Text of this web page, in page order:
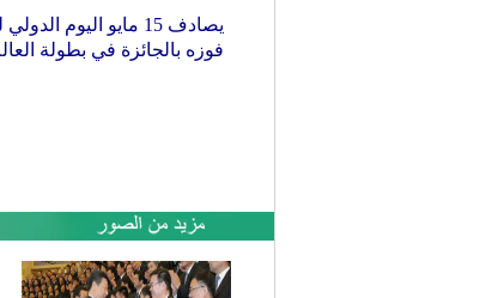
يصادف 15 مايو اليوم الدولي للأسر، وفي الصورة الملتقطة يوم 23 مايو عام 2013، احتفل لاعب صيني ل
فوزه بالجائزة في بطولة